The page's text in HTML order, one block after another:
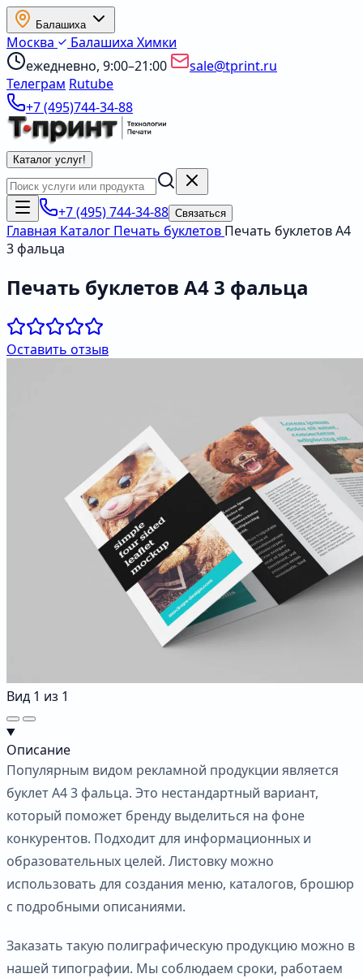
Балашиха
Москва Балашиха Химки
ежедневно, 9:00–21:00
sale@tprint.ru
Телеграм Rutube
+7 (495)744-34-88
Каталог услуг!
+7 (495) 744-34-88 Связаться
Главная Каталог Печать буклетов Печать буклетов А4
3 фальца
Печать буклетов А4 3 фальца
Оставить отзыв
Вид 1 из 1
Описание
Популярным видом рекламной продукции является
буклет А4 3 фальца. Это нестандартный вариант,
который поможет бренду выделиться на фоне
конкурентов. Подходит для информационных и
образовательных целей. Листовку можно
использовать для создания меню, каталогов, брошюр
с подробными описаниями.
Заказать такую полиграфическую продукцию можно в
нашей типографии. Мы соблюдаем сроки, работаем